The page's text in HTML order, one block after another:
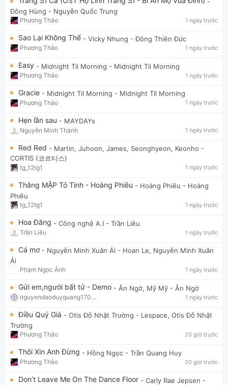
Đông Hùng - Nguyễn Quốc Trung
Phương Thảo 1 ngày trước
Sao Lại Không Thể - Vicky Nhung - Đông Thiên Đức
Phương Thảo 1 ngày trước
Easy - Midnight Til Morning - Midnight Til Morning
Phương Thảo 1 ngày trước
Gracie - Midnight Til Morning - Midnight Til Morning
Phương Thảo 1 ngày trước
Hẹn lần sau - MAYDAYs
Nguyễn Minh Thành 1 ngày trước
Red Red - Martin, Juhoon, James, Seonghyeon, Keonho -
CORTIS (코르티스)
tg_12tg1 1 ngày trước
Thằng MẬP Tỏ Tình - Hoàng Phiêu - Hoàng Phiêu - Hoàng
Phiêu
tg_12tg1 1 ngày trước
Hoa Đăng - Công nghệ A.I - Trần Liêu
Trần Liêu 1 ngày trước
Cá mơ - Nguyễn Minh Xuân Ái - Hoan Le, Nguyễn Minh Xuân
Ái
Phạm Ngọc Ánh 1 ngày trước
Gửi em,người bất tử - Demo - Ân Ngờ, Mỹ Mỹ - Ân Ngờ
nguyendaoduyquang17021 1 ngày trước
Điều Quý Giá - Otis Đỗ Nhật Trường - Lespace, Otis Đỗ Nhật
Trường
Phương Thảo 20 giờ trước
Thôi Xin Anh Đừng - Hồng Ngọc - Trần Quang Huy
Phương Thảo 20 giờ trước
Don’t Leave Me On The Dance Floor - Carly Rae Jepsen -